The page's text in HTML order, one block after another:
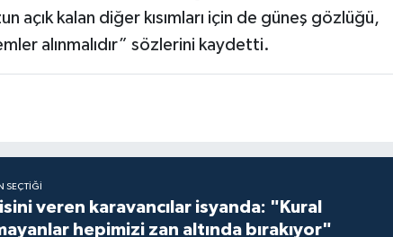
açık kalan diğer kısımları için de güneş gözlüğü,
alınmalıdır” sözlerini kaydetti.
SEÇTIĞI
veren karavancılar isyanda: "Kural
hepimizi zan altında bırakıyor"